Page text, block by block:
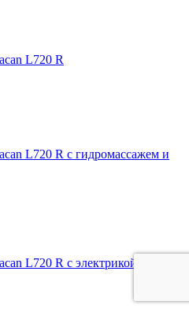
L720 R
L720 R с гидромассажем и
L720 R с электрикой